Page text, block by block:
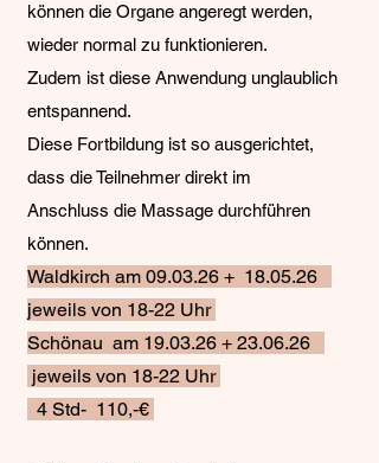
können die Organe angeregt werden,
wieder normal zu funktionieren.
Zudem ist diese Anwendung unglaublich
entspannend.
Diese Fortbildung ist so ausgerichtet,
dass die Teilnehmer direkt im
Anschluss die Massage durchführen
können.
Waldkirch am 09.03.26 + 18.05.26
jeweils von 18-22 Uhr
Schönau am 19.03.26 + 23.06.26
jeweils von 18-22 Uhr
4 Std- 110,-€